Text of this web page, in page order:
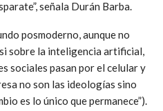
señala Durán Barba.
posmoderno, aunque no
sobre la inteligencia artificial,
sociales pasan por el celular y
no son las ideologías sino
es lo único que permanece”).